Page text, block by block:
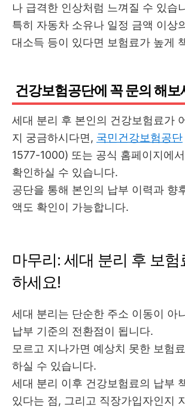
나 급격한 인상처럼 느껴질 수 있습
특히 자동차 소유나 일정 금액 이상
대소득 등이 있다면 보험료가 높게
건강보험공단에 꼭 문의 해보
세대 분리 후 본인의 건강보험료가
지 궁금하시다면, 국민건강보험공단
1577-1000) 또는 공식 홈페이지에
확인하실 수 있습니다.
공단을 통해 본인의 납부 이력과 향
액도 확인이 가능합니다.
마무리: 세대 분리 후 보험
하세요!
세대 분리는 단순한 주소 이동이 아
납부 기준의 전환점이 됩니다.
모르고 지나가면 예상치 못한 보험
하실 수 있습니다.
세대 분리 이후 건강보험료의 납부
있다는 점, 그리고 직장가입자인지